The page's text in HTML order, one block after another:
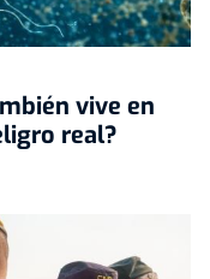
vive en
real?